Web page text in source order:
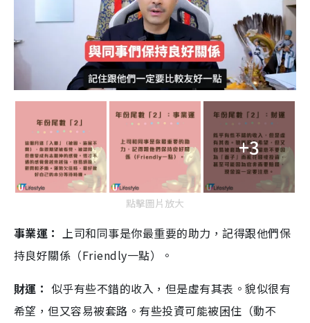
+3
點擊圖片放大
事業運： 上司和同事是你最重要的助力，記得跟他們保
持良好關係（Friendly一點）。
財運： 似乎有些不錯的收入，但是虛有其表。貌似很有
希望，但又容易被套路。有些投資可能被困住（動不